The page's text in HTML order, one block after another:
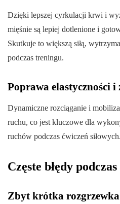
Dzięki lepszej cyrkulacji krwi i
mięśnie są lepiej dotlenione i
Skutkuje to większą siłą,
podczas treningu.
Poprawa elastyczności
Dynamiczne rozciąganie i
ruchu, co jest kluczowe dla
ruchów podczas ćwiczeń siłowych.
Częste błędy
Zbyt krótka rozgrzewka